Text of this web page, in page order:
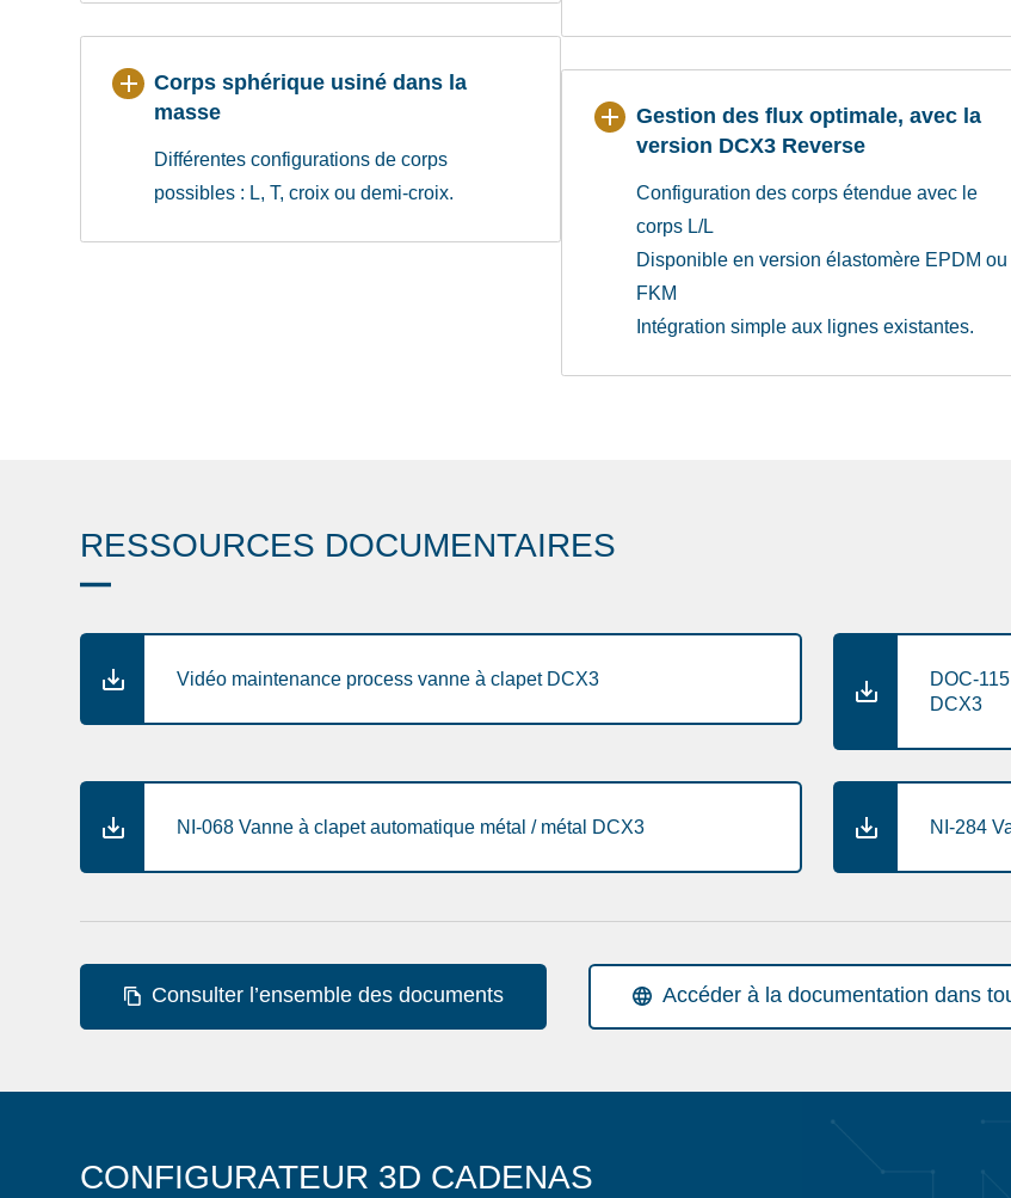
Corps sphérique usiné dans la
masse
Différentes configurations de corps
possibles : L, T, croix ou demi-croix.
Gestion des flux optimale, avec la
version DCX3 Reverse
Configuration des corps étendue avec le
corps L/L
Disponible en version élastomère EPDM ou
FKM
Intégration simple aux lignes existantes.
RESSOURCES DOCUMENTAIRES
Vidéo maintenance process vanne à clapet DCX3
DOC-
DCX3
NI-068 Vanne à clapet automatique métal / métal DCX3 NI-284
Consulter l’ensemble des documents Accéder à la documentation dans
CONFIGURATEUR 3D CADENAS